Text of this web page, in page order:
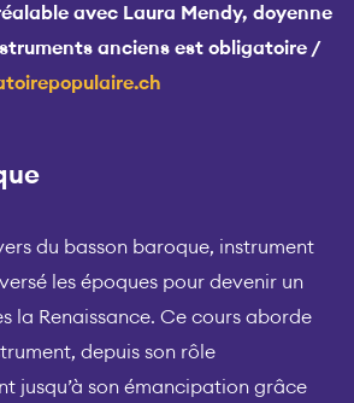
avec Laura Mendy, doyenne
anciens est obligatoire /
du basson baroque, instrument
les époques pour devenir un
la Renaissance. Ce cours aborde
depuis son rôle
jusqu’à son émancipation grâce